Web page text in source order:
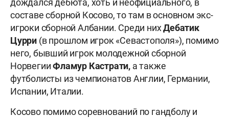
дождался дебюта, хоть и неофициального, в
составе сборной Косово, то там в основном экс-
игроки сборной Албании. Среди нихДебатик
Цурри (в прошлом игрок «Севастополя»), помимо
него, бывший игрок молодежной сборной
НорвегииФламур Кастрати, а также
футболисты из чемпионатов Англии, Германии,
Испании, Италии.
Косово помимо соревнований по гандболу и